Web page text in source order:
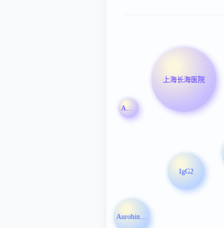
IgG2
上海长海医院